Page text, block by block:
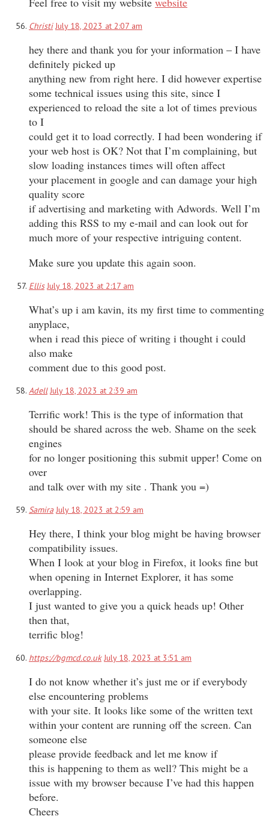
Christi July 18, 2023 at 2:07 am
hey there and thank you for your information – I have
definitely picked up
anything new from right here. I did however expertise
some technical issues using this site, since I
experienced to reload the site a lot of times previous
to I
could get it to load correctly. I had been wondering if
your web host is OK? Not that I’m complaining, but
slow loading instances times will often affect
your placement in google and can damage your high
quality score
if advertising and marketing with Adwords. Well I’m
adding this RSS to my e-mail and can look out for
much more of your respective intriguing content.
Make sure you update this again soon.
Ellis July 18, 2023 at 2:17 am
What’s up i am kavin, its my first time to commenting
anyplace,
when i read this piece of writing i thought i could
also make
comment due to this good post.
Adell July 18, 2023 at 2:39 am
Terrific work! This is the type of information that
should be shared across the web. Shame on the seek
engines
for no longer positioning this submit upper! Come on
over
and talk over with my site . Thank you =)
Samira July 18, 2023 at 2:59 am
Hey there, I think your blog might be having browser
compatibility issues.
When I look at your blog in Firefox, it looks fine but
when opening in Internet Explorer, it has some
overlapping.
I just wanted to give you a quick heads up! Other
then that,
terrific blog!
https://bgmcd.co.uk July 18, 2023 at 3:51 am
I do not know whether it’s just me or if everybody
else encountering problems
with your site. It looks like some of the written text
within your content are running off the screen. Can
someone else
please provide feedback and let me know if
this is happening to them as well? This might be a
issue with my browser because I’ve had this happen
before.
Cheers